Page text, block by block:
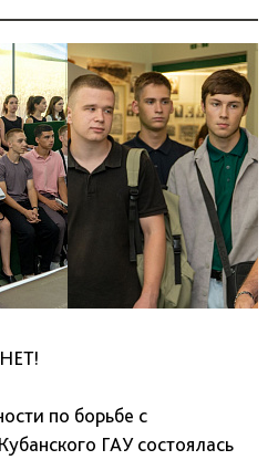
по борьбе с
ГАУ состоялась